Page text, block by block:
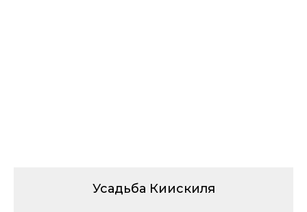
Усадьба Киискиля